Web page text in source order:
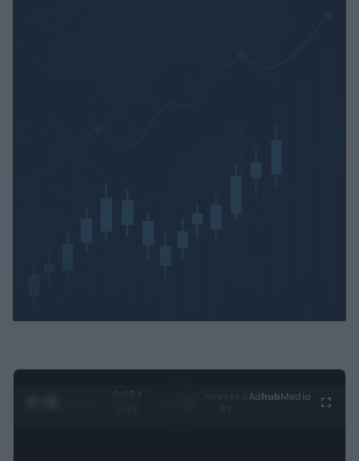
0:27 /
Ad hubMedia